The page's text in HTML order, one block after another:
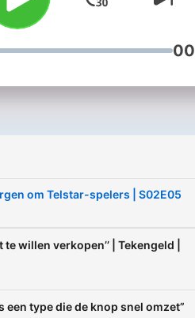
gewend bent. Vanaf 3
is Voetbalpraat
te beluisteren.
om Telstar-spelers | S02E05
willen verkopen’’ | Tekengeld |
een type die de knop snel omzet”